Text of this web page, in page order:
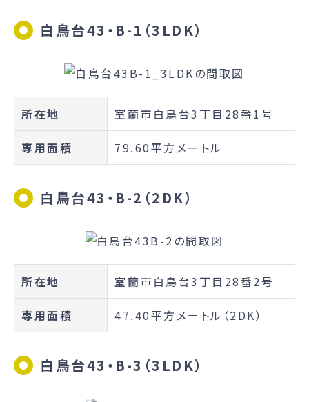
白鳥台43・B-1（3LDK）
所在地 室蘭市白鳥台3丁目28番1号
専用面積 79.60平方メートル
白鳥台43・B-2（2DK）
所在地 室蘭市白鳥台3丁目28番2号
専用面積 47.40平方メートル（2DK）
白鳥台43・B-3（3LDK）